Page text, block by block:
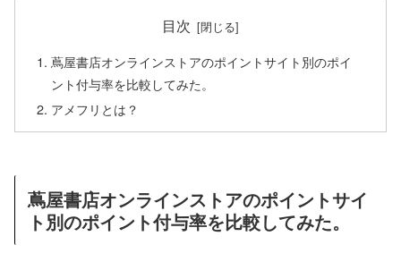
目次
蔦屋書店オンラインストアのポイントサイト別のポイ
ント付与率を比較してみた。
アメフリとは？
蔦屋書店オンラインストアのポイントサイ
ト別のポイント付与率を比較してみた。